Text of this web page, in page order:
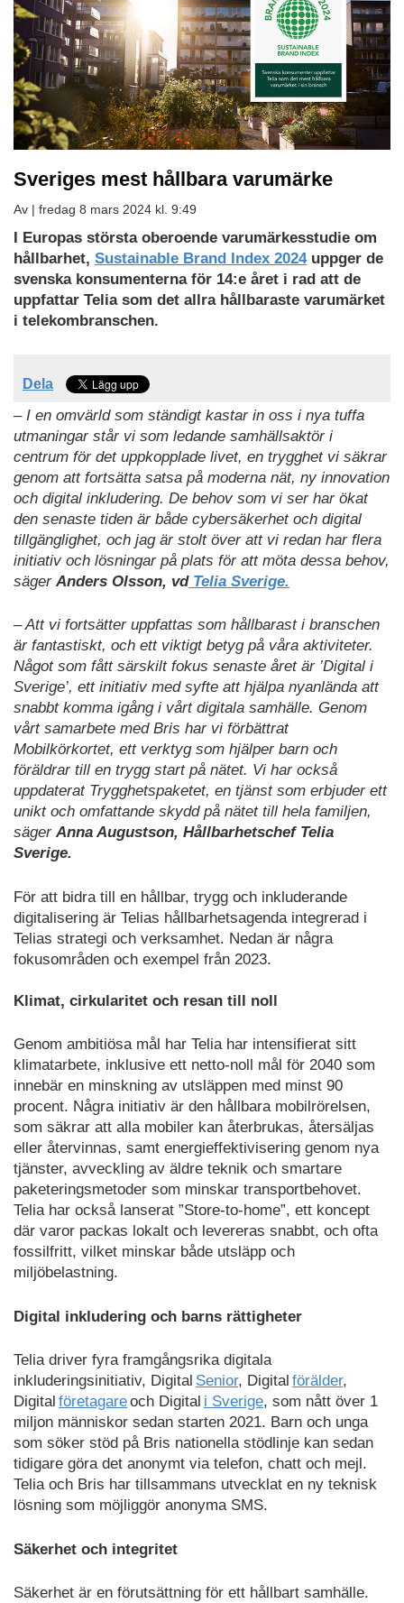
Sveriges mest hållbara varumärke
Av | fredag 8 mars 2024 kl. 9:49
Ladda
ned
som
PDF
I Europas största oberoende varumärkesstudie om
hållbarhet, Sustainable Brand Index 2024uppger de
svenska konsumenterna för 14:e året i rad att de
uppfattar Telia som det allra hållbaraste varumärket
i telekombranschen.
Dela
– I en omvärld som ständigt kastar in oss i nya tuffa
utmaningar står vi som ledande samhällsaktör i
centrum för det uppkopplade livet, en trygghet vi säkrar
genom att fortsätta satsa på moderna nät, ny innovation
och digital inkludering. De behov som vi ser har ökat
den senaste tiden är både cybersäkerhet och digital
tillgänglighet, och jag är stolt över att vi redan har flera
initiativ och lösningar på plats för att möta dessa behov,
säger Anders Olsson, vdTelia Sverige.
– Att vi fortsätter uppfattas som hållbarast i branschen
är fantastiskt, och ett viktigt betyg på våra aktiviteter.
Något som fått särskilt fokus senaste året är ’Digital i
Sverige’, ett initiativ med syfte att hjälpa nyanlända att
snabbt komma igång i vårt digitala samhälle. Genom
vårt samarbete med Bris har vi förbättrat
Mobilkörkortet, ett verktyg som hjälper barn och
föräldrar till en trygg start på nätet. Vi har också
uppdaterat Trygghetspaketet, en tjänst som erbjuder ett
unikt och omfattande skydd på nätet till hela familjen,
säger Anna Augustson, Hållbarhetschef Telia
Sverige.
För att bidra till en hållbar, trygg och inkluderande
digitalisering är Telias hållbarhetsagenda integrerad i
Telias strategi och verksamhet. Nedan är några
fokusområden och exempel från 2023.
Klimat, cirkularitet och resan till noll
Genom ambitiösa mål har Telia har intensifierat sitt
klimatarbete, inklusive ett netto-noll mål för 2040 som
innebär en minskning av utsläppen med minst 90
procent. Några initiativ är den hållbara mobilrörelsen,
som säkrar att alla mobiler kan återbrukas, återsäljas
eller återvinnas, samt energieffektivisering genom nya
tjänster, avveckling av äldre teknik och smartare
paketeringsmetoder som minskar transportbehovet.
Telia har också lanserat ”Store-to-home”, ett koncept
där varor packas lokalt och levereras snabbt, och ofta
fossilfritt, vilket minskar både utsläpp och
miljöbelastning.
Digital inkludering och barns rättigheter
Telia driver fyra framgångsrika digitala
inkluderingsinitiativ, Digital Senior, Digital förälder,
Digital företagareoch Digital i Sverige, som nått över 1
miljon människor sedan starten 2021. Barn och unga
som söker stöd på Bris nationella stödlinje kan sedan
tidigare göra det anonymt via telefon, chatt och mejl.
Telia och Bris har tillsammans utvecklat en ny teknisk
lösning som möjliggör anonyma SMS.
Säkerhet och integritet
Säkerhet är en förutsättning för ett hållbart samhälle.